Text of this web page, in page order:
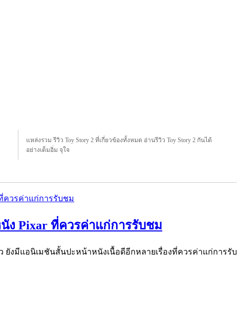
แหล่งรวม รีวิว Toy Story 2 ที่เกี่ยวข้องทั้งหมด อ่านรีวิว Toy Story 2 กันได้
อย่างเต็มอิ่ม จุใจ
ง Pixar ที่ควรค่าแก่การรับชม
ยังมีแอนิเมชันสั้นปะหน้าหนังเนื้อดีอีกหลายเรื่องที่ควรค่าแก่การรับ